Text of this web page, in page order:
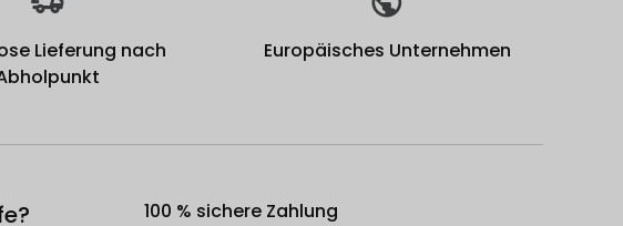
Lieferung nach
Europäisches Unternehmen
100 % sichere Zahlung